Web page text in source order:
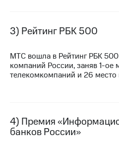
Новости
в
и акционерам
Корпоративное
Раскрытие
информации
3) Рейтинг РБК 500
МТС вошла в Рейтинг РБК
компаний России, заняв1-ое
телекомкомпаний и 26
4) Премия
банков России»